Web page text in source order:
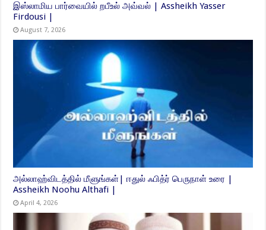
இஸ்லாமிய பார்வையில் றபீஉல் அவ்வல் | Assheikh Yasser
Firdousi |
August 7, 2026
அல்லாஹ்விடத்தில் மீளுங்கள்| ஈதுல் ஃபித்ர் பெருநாள் உரை |
Assheikh Noohu Althafi |
April 4, 2026